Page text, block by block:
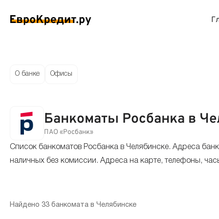
на карту
без отказа
с плохой КИ
до зарплаты
Мгновенные займы
Лучшие займы
Круглосуточные займы
С
Кредитные карты
Кредитные карты
О банке Офисы
Банкоматы Росбанка в
ПАО «Росбанк»
Список банкоматов Росбанка в Челябинске. Адреса
наличных без комиссии. Адреса на карте, телефоны,
Найдено 33 банкомата в Челябинске